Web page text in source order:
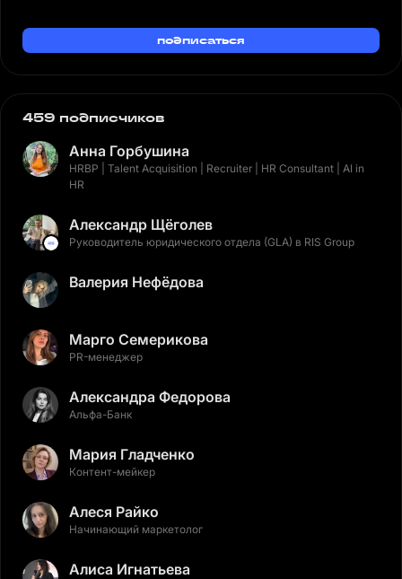
подписаться
459 подписчиков
Анна Горбушина
HRBP | Talent Acquisition | Recruiter | HR Consultant | AI in
HR
Александр Щёголев
Руководитель юридического отдела (GLA) в RIS Group
Валерия Нефёдова
Марго Семерикова
PR-менеджер
Александра Федорова
Альфа-Банк
Мария Гладченко
Контент-мейкер
Алеся Райко
Начинающий маркетолог
Алиса Игнатьева